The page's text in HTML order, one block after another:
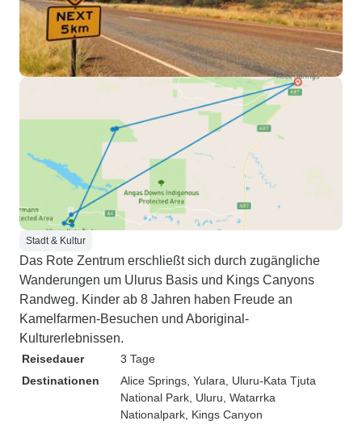
Stadt & Kultur
Das Rote Zentrum erschließt sich durch zugängliche
Wanderungen um Ulurus Basis und Kings Canyons
Randweg. Kinder ab 8 Jahren haben Freude an
Kamelfarmen-Besuchen und Aboriginal-
Kulturerlebnissen.
Reisedauer
3 Tage
Destinationen
Alice Springs , Yulara , Uluru-Kata Tjuta
National Park , Uluru , Watarrka
Nationalpark , Kings Canyon